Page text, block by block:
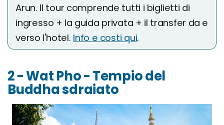
Arun. Il tour comprende tutti i biglietti di
ingresso + la guida privata + il transfer da e
verso l'hotel. Info e costi qui.
2 - Wat Pho - Tempio del
Buddha sdraiato